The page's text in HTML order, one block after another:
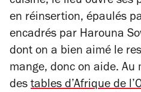
en réinsertion, épaulés
encadrés par Harouna
dont on a bien aimé le
mange, donc on aide. Au
des tables d’Afrique de